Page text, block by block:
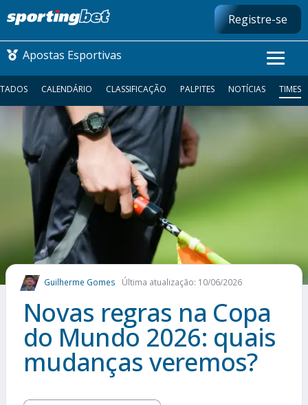
Registre-se
Apostas Esportivas
CONMEBOL LIBERTADORES
FUTEBOL NACIONAL
FUTEBOL INTERNACIONAL
COMO APOSTAR
MAIS ESPORTES
CALENDÁRIO CLASSIFICAÇÃO PALPITES NOTÍCIAS TIMES
Guilherme Gomes Última atualização: 10/06/2026
Novas regras na Copa
do Mundo 2026: quais
mudanças veremos?